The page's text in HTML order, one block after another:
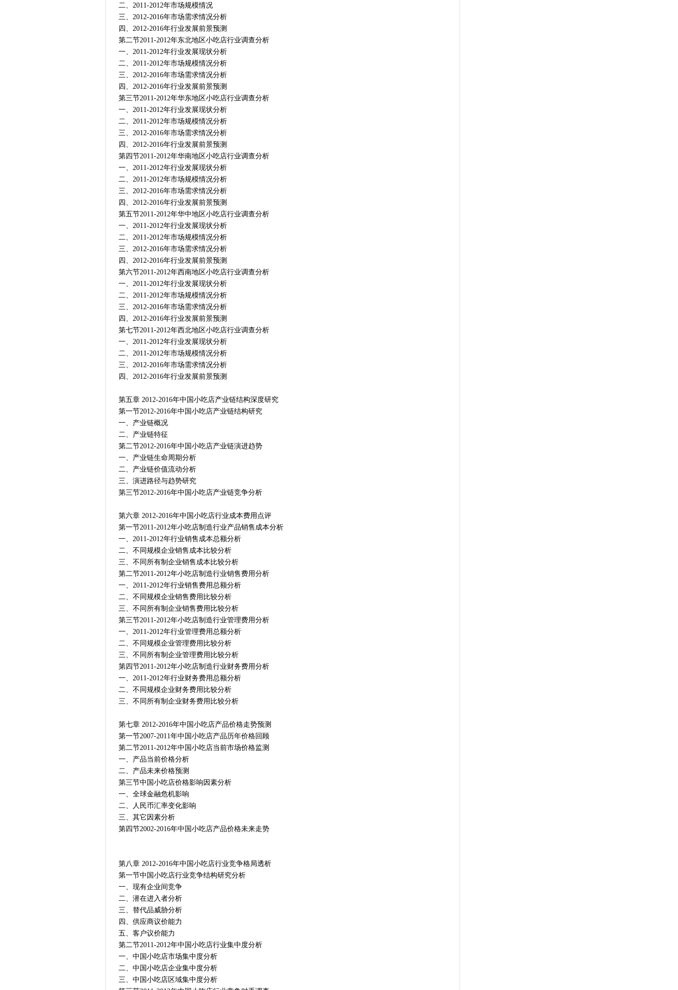
二、2011-2012年市场规模情况
三、2012-2016年市场需求情况分析
四、2012-2016年行业发展前景预测
第二节2011-2012年东北地区小吃店行业调查分析
一、2011-2012年行业发展现状分析
二、2011-2012年市场规模情况分析
三、2012-2016年市场需求情况分析
四、2012-2016年行业发展前景预测
第三节2011-2012年华东地区小吃店行业调查分析
一、2011-2012年行业发展现状分析
二、2011-2012年市场规模情况分析
三、2012-2016年市场需求情况分析
四、2012-2016年行业发展前景预测
第四节2011-2012年华南地区小吃店行业调查分析
一、2011-2012年行业发展现状分析
二、2011-2012年市场规模情况分析
三、2012-2016年市场需求情况分析
四、2012-2016年行业发展前景预测
第五节2011-2012年华中地区小吃店行业调查分析
一、2011-2012年行业发展现状分析
二、2011-2012年市场规模情况分析
三、2012-2016年市场需求情况分析
四、2012-2016年行业发展前景预测
第六节2011-2012年西南地区小吃店行业调查分析
一、2011-2012年行业发展现状分析
二、2011-2012年市场规模情况分析
三、2012-2016年市场需求情况分析
四、2012-2016年行业发展前景预测
第七节2011-2012年西北地区小吃店行业调查分析
一、2011-2012年行业发展现状分析
二、2011-2012年市场规模情况分析
三、2012-2016年市场需求情况分析
四、2012-2016年行业发展前景预测
第五章 2012-2016年中国小吃店产业链结构深度研究
第一节2012-2016年中国小吃店产业链结构研究
一、产业链概况
二、产业链特征
第二节2012-2016年中国小吃店产业链演进趋势
一、产业链生命周期分析
二、产业链价值流动分析
三、演进路径与趋势研究
第三节2012-2016年中国小吃店产业链竞争分析
第六章 2012-2016年中国小吃店行业成本费用点评
第一节2011-2012年小吃店制造行业产品销售成本分析
一、2011-2012年行业销售成本总额分析
二、不同规模企业销售成本比较分析
三、不同所有制企业销售成本比较分析
第二节2011-2012年小吃店制造行业销售费用分析
一、2011-2012年行业销售费用总额分析
二、不同规模企业销售费用比较分析
三、不同所有制企业销售费用比较分析
第三节2011-2012年小吃店制造行业管理费用分析
一、2011-2012年行业管理费用总额分析
二、不同规模企业管理费用比较分析
三、不同所有制企业管理费用比较分析
第四节2011-2012年小吃店制造行业财务费用分析
一、2011-2012年行业财务费用总额分析
二、不同规模企业财务费用比较分析
三、不同所有制企业财务费用比较分析
第七章 2012-2016年中国小吃店产品价格走势预测
第一节2007-2011年中国小吃店产品历年价格回顾
第二节2011-2012年中国小吃店当前市场价格监测
一、产品当前价格分析
二、产品未来价格预测
第三节中国小吃店价格影响因素分析
一、全球金融危机影响
二、人民币汇率变化影响
三、其它因素分析
第四节2002-2016年中国小吃店产品价格未来走势
第八章 2012-2016年中国小吃店行业竞争格局透析
第一节中国小吃店行业竞争结构研究分析
一、现有企业间竞争
二、潜在进入者分析
三、替代品威胁分析
四、供应商议价能力
五、客户议价能力
第二节2011-2012年中国小吃店行业集中度分析
一、中国小吃店市场集中度分析
二、中国小吃店企业集中度分析
三、中国小吃店区域集中度分析